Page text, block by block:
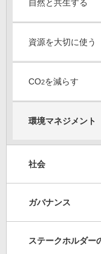
自然と共生する
資源を大切に使う
CO2を減らす
環境マネジメント
社会
ガバナンス
ステークホルダー